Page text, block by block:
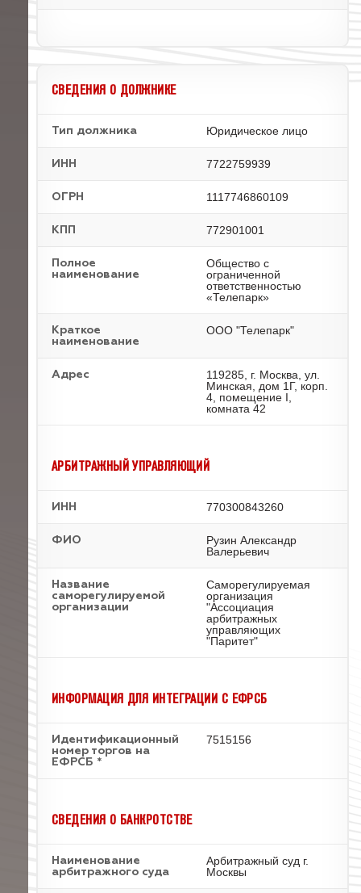
СВЕДЕНИЯ О ДОЛЖНИКЕ
Тип должника Юридическое лицо
ИНН 7722759939
ОГРН 1117746860109
КПП 772901001
Полное
наименование
Общество с
ограниченной
ответственностью
«Телепарк»
Краткое
наименование
ООО "Телепарк"
Адрес
119285, г. Москва, ул.
Минская, дом 1Г, корп.
4, помещение I,
комната 42
АРБИТРАЖНЫЙ УПРАВЛЯЮЩИЙ
ИНН 770300843260
ФИО
Рузин Александр
Валерьевич
Название
саморегулируемой
организации
Саморегулируемая
организация
"Ассоциация
арбитражных
управляющих
"Паритет"
ИНФОРМАЦИЯ ДЛЯ ИНТЕГРАЦИИ С ЕФРСБ
Идентификационный
номер торгов на
ЕФРСБ *
7515156
СВЕДЕНИЯ О БАНКРОТСТВЕ
Наименование
арбитражного суда
Арбитражный суд г.
Москвы